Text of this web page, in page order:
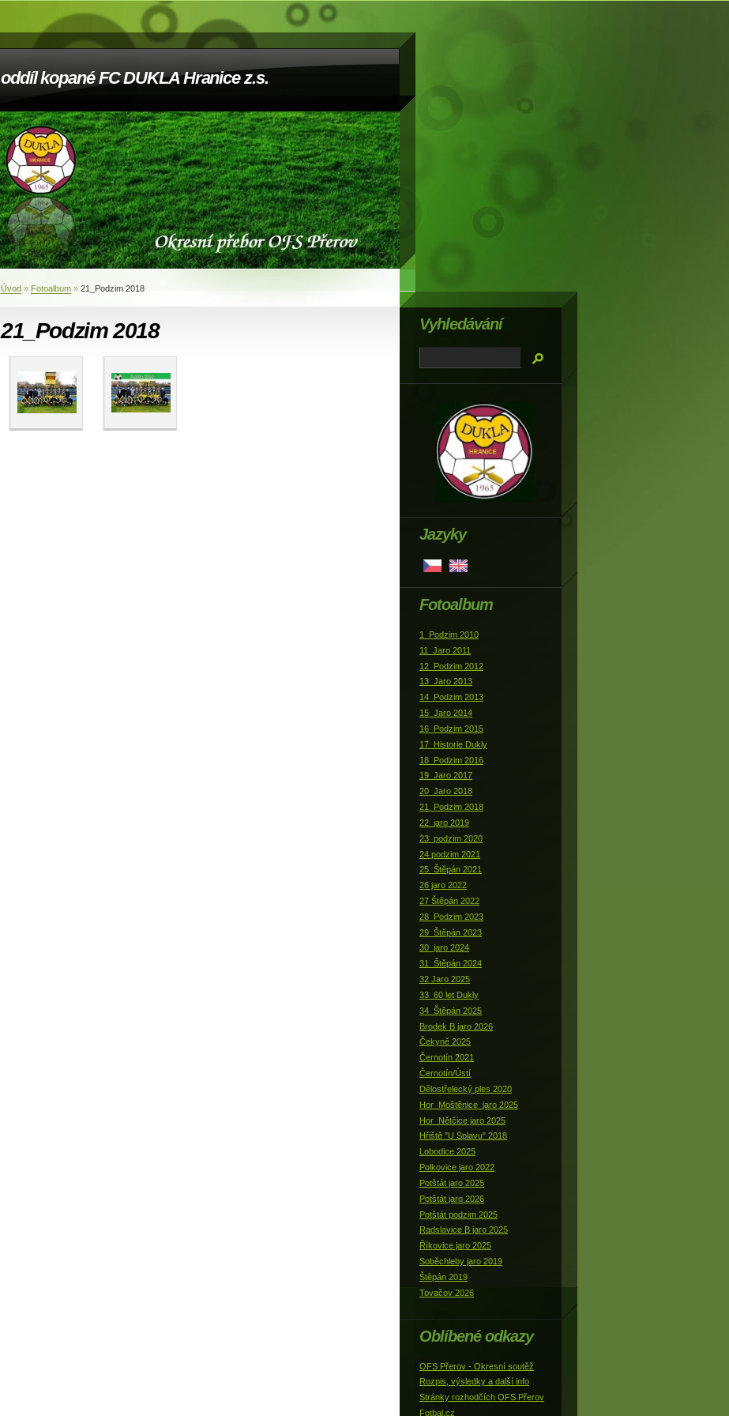
oddíl kopané FC DUKLA Hranice z.s.
Úvod » Fotoalbum » 21_Podzim 2018
21_Podzim 2018
Jazyky
Fotoalbum
1_Podzim 2010
11_Jaro 2011
12_Podzim 2012
13_Jaro 2013
14_Podzim 2013
15_Jaro 2014
16_Podzim 2015
17_Historie Dukly
18_Podzim 2016
19_Jaro 2017
20_Jaro 2018
21_Podzim 2018
22_jaro 2019
23_podzim 2020
24 podzim 2021
25_Štěpán 2021
26 jaro 2022
27 Štěpán 2022
28_Podzim 2023
29_Štěpán 2023
30_jaro 2024
31_Štěpán 2024
32 Jaro 2025
33_60 let Dukly
34_Štěpán 2025
Brodek B jaro 2026
Čekyně 2025
Černotín 2021
Černotín/Ústí
Dělostřelecký ples 2020
Hor_Moštěnice_jaro 2025
Hor_Nětčice jaro 2025
Hřiště "U Splavu" 2018
Lobodice 2025
Polkovice jaro 2022
Potštát jaro 2025
Potštát jaro 2026
Potštát podzim 2025
Radslavice B jaro 2025
Říkovice jaro 2025
Soběchleby jaro 2019
Štěpán 2019
Tovačov 2026
Oblíbené odkazy
OFS Přerov - Okresní soutěž
Rozpis, výsledky a další info
Stránky rozhodčích OFS Přerov
Fotbal.cz
Vyhledávání